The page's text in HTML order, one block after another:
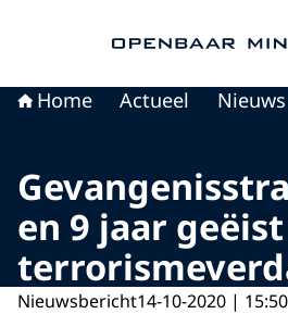
Home Actueel Nieuws
en 9 jaar
Nieuwsbericht14-10-2020 | 15:50